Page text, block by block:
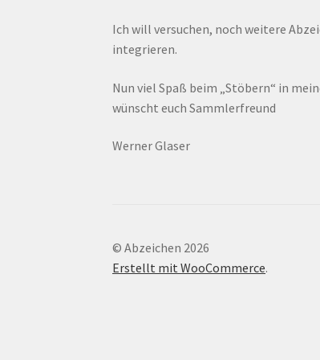
Ich will versuchen, noch weitere
integrieren.
Nun viel Spaß beim „Stöbern“ in
wünscht euch Sammlerfreund
Werner Glaser
© Abzeichen 2026
Erstellt mit WooCommerce.